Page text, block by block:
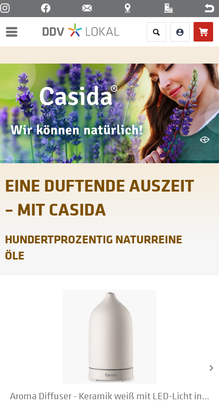
Menü
EINE DUFTENDE AUSZEIT
– MIT CASIDA
HUNDERTPROZENTIG NATURREINE
ÖLE
Aroma Diffuser - Keramik weiß mit LED-Licht in...